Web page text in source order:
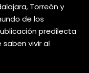
Torreón y
de los
predilecta
vivir al